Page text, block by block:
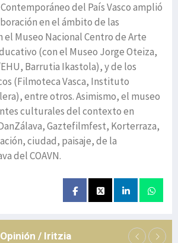
del País Vasco amplió
en el ámbito de las
el Museo Nacional Centro de Arte
(con el Museo Jorge Oteiza,
Barrutia Ikastola), y de los
(Filmoteca Vasca, Instituto
entre otros. Asimismo, el museo
culturales del contexto en
Gaztefilmfest, Korterraza,
ciudad, paisaje, de la
del COAVN.
Opinión / Iritzia